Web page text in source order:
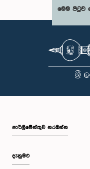
මෙම පිටුව
පාර්ලි‌මේන්තුව නරඹන්න
දැනුමට